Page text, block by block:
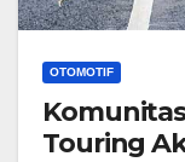
OTOMOTIF
Touring